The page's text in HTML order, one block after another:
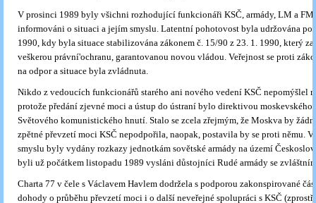
V prosinci 1989 byly všichni rozhodující funkcionáři KSČ, armády, LM a
informováni o situaci a jejím smyslu. Latentní pohotovost byla udržována
1990, kdy byla situace stabilizována zákonem č. 15/90 z 23. 1. 1990, který
veškerou právní'ochranu, garantovanou novou vládou. Veřejnost se proti
na odpor a situace byla zvládnuta.
Nikdo z vedoucích funkcionářů starého ani nového vedení KSČ nepomýšlel
protože předání zjevné moci a ústup do ústraní bylo direktivou moskevského
Světového komunistického hnutí. Stalo se zcela zřejmým, že Moskva by
zpětné převzetí moci KSČ nepodpořila, naopak, postavila by se proti němu.
smyslu byly vydány rozkazy jednotkám sovětské armády na území
byli už počátkem listopadu 1989 vysláni důstojníci Rudé armády se
Charta 77 v čele s Václavem Havlem dodržela s podporou zakonspirované
dohody o průběhu převzetí moci i o další neveřejné spolupráci s KSČ